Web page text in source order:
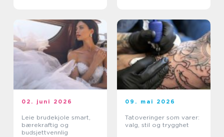
02. juni 2026
Leie brudekjole smart,
bærekraftig og
budsjettvennlig
09. mai 2026
Tatoveringer som varer:
valg, stil og trygghet